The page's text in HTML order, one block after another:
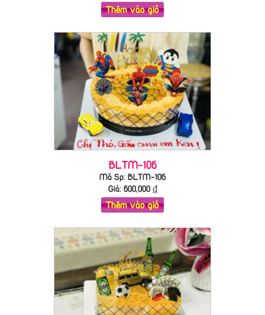
Thêm vào giỏ
BLTM-106
Mã Sp: BLTM-106
Giá: 600,000₫
Thêm vào giỏ